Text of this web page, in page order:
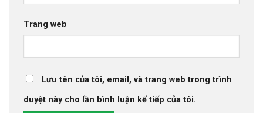
Trang web
Lưu tên của tôi, email, và trang web trong trình
duyệt này cho lần bình luận kế tiếp của tôi.